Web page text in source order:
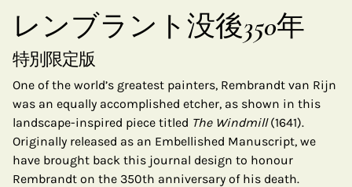
レンブラント没後350年
特別限定版
One of the world’s greatest painters, Rembrandt van Rijn
was an equally accomplished etcher, as shown in this
landscape-inspired piece titled The Windmill(1641).
Originally released as an Embellished Manuscript, we
have brought back this journal design to honour
Rembrandt on the 350th anniversary of his death.